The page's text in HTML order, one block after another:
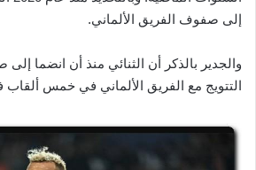
إلى صفوف الفريق الألماني.
والجدير بالذكر أن الثنائي منذ أن انضما
التتويج مع الفريق الألماني في خمس